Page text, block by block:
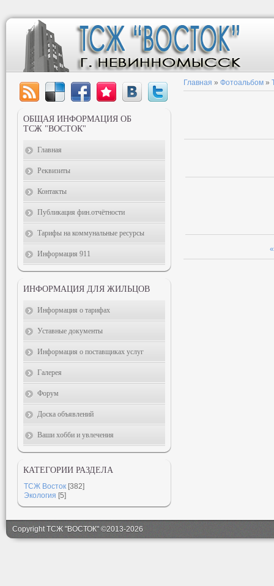
Главная » Фотоальбом »
ОБЩАЯ ИНФОРМАЦИЯ ОБ
ТСЖ "ВОСТОК"
Главная
Реквизиты
Контакты
Публикация фин.отчётности
Тарифы на коммунальные ресурсы
Информация 911
ИНФОРМАЦИЯ ДЛЯ ЖИЛЬЦОВ
Информация о тарифах
Уставные документы
Информация о поставщиках услуг
Галерея
Форум
Доска объявлений
Ваши хобби и увлечения
КАТЕГОРИИ РАЗДЕЛА
ТСЖ Восток [382]
Экология [5]
Copyright ТСЖ "ВОСТОК" ©2013-2026